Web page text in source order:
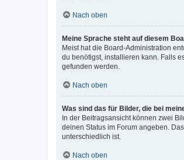
Nach oben
Meine Sprache steht auf diesem
Meist hat die Board-Administration
du benötigst, installieren kann. Falls
gefunden werden.
Nach oben
Was sind das für Bilder, die bei
In der Beitragsansicht können zwei
deinen Status im Forum angeben.
unterschiedlich ist.
Nach oben